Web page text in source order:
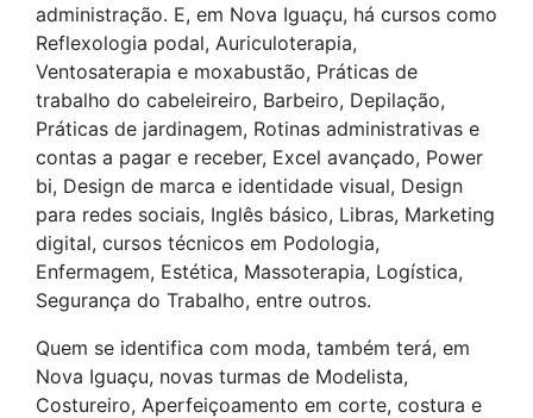
administração. E, em Nova Iguaçu, há cursos como
Reflexologia podal, Auriculoterapia,
Ventosaterapia e moxabustão, Práticas de
trabalho do cabeleireiro, Barbeiro, Depilação,
Práticas de jardinagem, Rotinas administrativas e
contas a pagar e receber, Excel avançado, Power
bi, Design de marca e identidade visual, Design
para redes sociais, Inglês básico, Libras, Marketing
digital, cursos técnicos em Podologia,
Enfermagem, Estética, Massoterapia, Logística,
Segurança do Trabalho, entre outros.
Quem se identifica com moda, também terá, em
Nova Iguaçu, novas turmas de Modelista,
Costureiro, Aperfeiçoamento em corte, costura e